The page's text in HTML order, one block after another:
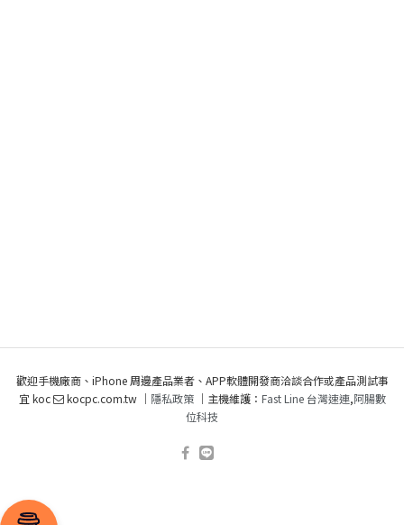
歡迎手機廠商、iPhone 周邊產品業者、APP軟體開發商洽談合作或產品測試事
宜 koc
kocpc.com.tw ｜ 隱私政策｜主機維護： Fast Line 台灣速連,阿腸數
位科技